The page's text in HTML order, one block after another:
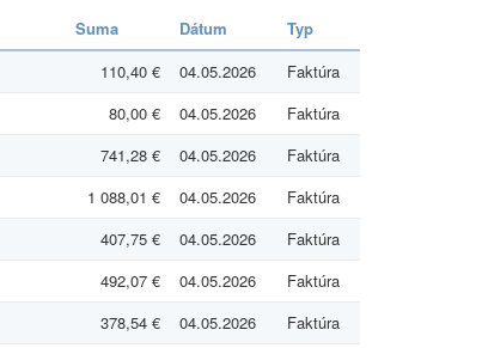
Suma Dátum
Typ
110,40 € 04.05.2026
Faktúra
80,00 € 04.05.2026
Faktúra
741,28 € 04.05.2026
Faktúra
1 088,01 € 04.05.2026
Faktúra
407,75 € 04.05.2026
Faktúra
492,07 € 04.05.2026
Faktúra
378,54 € 04.05.2026
Faktúra